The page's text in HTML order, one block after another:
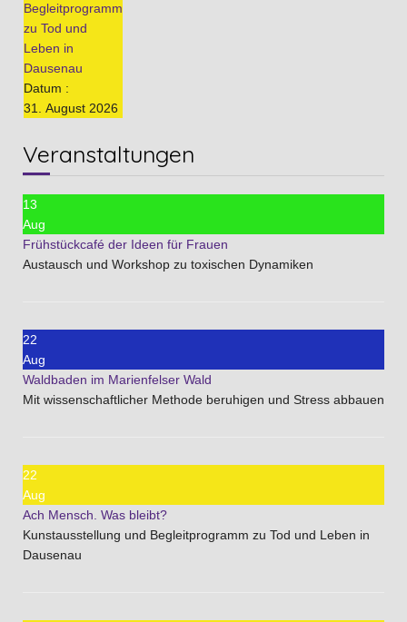
Begleitprogramm
zu Tod und
Leben in
Dausenau
Datum :
31. August 2026
Veranstaltungen
13
Aug
Frühstückcafé der Ideen für Frauen
Austausch und Workshop zu toxischen Dynamiken
22
Aug
Waldbaden im Marienfelser Wald
Mit wissenschaftlicher Methode beruhigen und Stress abbauen
22
Aug
Ach Mensch. Was bleibt?
Kunstausstellung und Begleitprogramm zu Tod und Leben in
Dausenau